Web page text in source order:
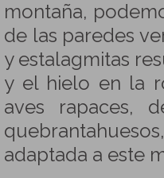
montaña,
de las paredes
y estalagmitas
y el hielo en la
aves rapaces,
adaptada a este